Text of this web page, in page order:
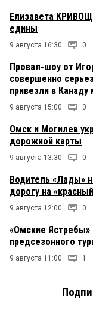
Елизавета
едины
9 августа 16:30 0
Провал-шоу от
совершенно
привезли в
9 августа 15:00 0
Омск и Могилев
дорожной карты
9 августа 13:30 0
Водитель «Лады»
дорогу на
9 августа 12:00 0
«Омские
предсезонного
9 августа 11:00 1